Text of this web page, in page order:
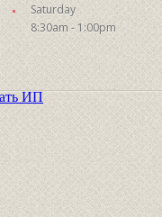
Saturday
8:30am - 1:00pm
ИП